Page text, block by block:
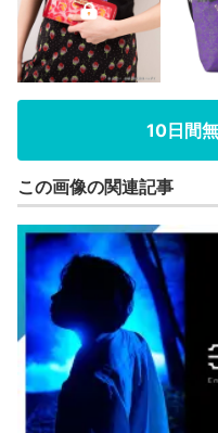
10日間
この画像の関連記事